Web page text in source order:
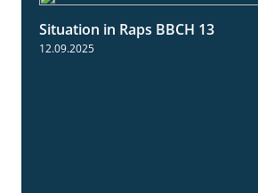
Situation in Raps BBCH 13
12.09.2025